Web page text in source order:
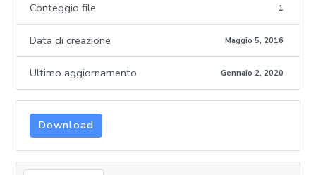
Conteggio file 1
Data di creazione Maggio 5, 2016
Ultimo aggiornamento Gennaio 2, 2020
Download